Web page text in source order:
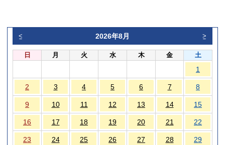
2026年8月
< >
日 月 火 水 木 金 土
1
2 3 4 5 6 7 8
9 10 11 12 13 14 15
16 17 18 19 20 21 22
23 24 25 26 27 28 29